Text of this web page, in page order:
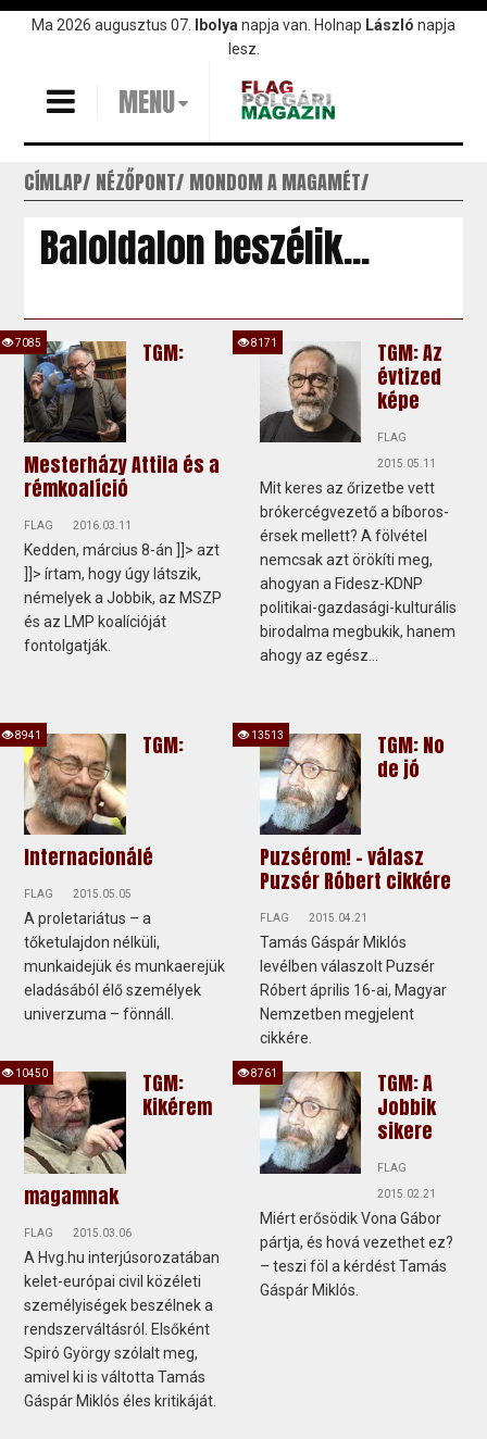
UgrásMa 2026 augusztus 07. Ibolya napja van. Holnap László napja
lesz.
MENU
CÍMLAP NÉZŐPONT MONDOM A MAGAMÉT
Baloldalon beszélik...
TGM:
Mesterházy Attila és a
rémkoalíció
FLAG 2016.03.11
Kedden, március 8-án ]]> azt
]]> írtam, hogy úgy látszik,
némelyek a Jobbik, az MSZP
és az LMP koalícióját
fontolgatják.
7085
TGM: Az
évtized
képe
FLAG
2015.05.11
Mit keres az őrizetbe vett
brókercégvezető a bíboros-
érsek mellett? A fölvétel
nemcsak azt örökíti meg,
ahogyan a Fidesz-KDNP
politikai-gazdasági-kulturális
birodalma megbukik, hanem
ahogy az egész...
8171
TGM:
Internacionálé
FLAG 2015.05.05
A proletariátus – a
tőketulajdon nélküli,
munkaidejük és munkaerejük
eladásából élő személyek
univerzuma – fönnáll.
8941
TGM: No
de jó
Puzsérom! - válasz
Puzsér Róbert cikkére
FLAG 2015.04.21
Tamás Gáspár Miklós
levélben válaszolt Puzsér
Róbert április 16-ai, Magyar
Nemzetben megjelent
cikkére.
13513
TGM:
Kikérem
magamnak
FLAG 2015.03.06
A Hvg.hu interjúsorozatában
kelet-európai civil közéleti
személyiségek beszélnek a
rendszerváltásról. Elsőként
Spiró György szólalt meg,
amivel ki is váltotta Tamás
Gáspár Miklós éles kritikáját.
10450
TGM: A
Jobbik
sikere
FLAG
2015.02.21
Miért erősödik Vona Gábor
pártja, és hová vezethet ez?
– teszi föl a kérdést Tamás
Gáspár Miklós.
8761